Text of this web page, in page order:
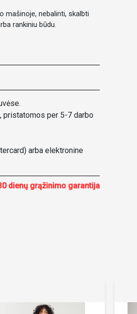
mašinoje, nebalinti, skalbti
rankiniu būdu.
pristatomos per 5-7 darbo
arba elektronine
dienų grąžinimo garantija